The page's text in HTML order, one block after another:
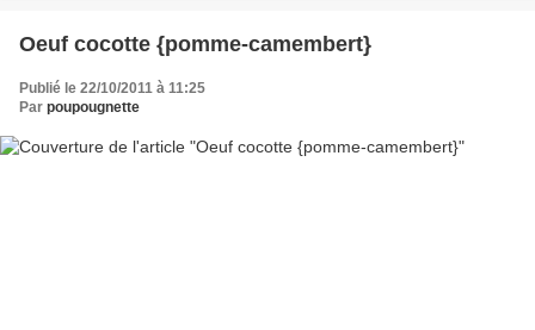
Oeuf cocotte {pomme-camembert}
Publié le 22/10/2011 à 11:25
Par poupougnette